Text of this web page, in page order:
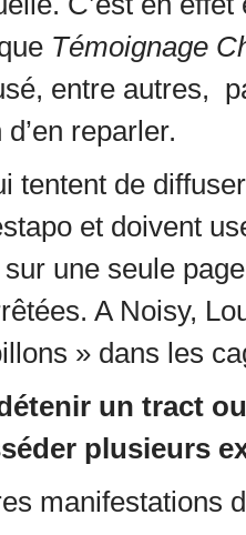
Témoignage
entre autres,
reparler.
tentent de
et doivent
une seule
A Noisy,
» dans les
un tract
plusieurs
manifestations